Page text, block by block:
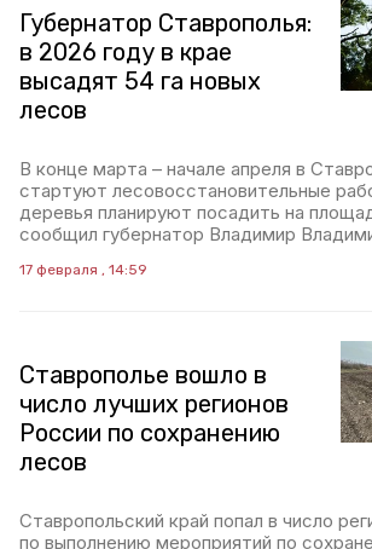
Губернатор Ставрополья:
в 2026 году в крае
высадят 54 га новых
лесов
В конце марта – начале апреля в
стартуют лесовосстановительные
деревья планируют посадить на
сообщил губернатор Владимир
17 февраля , 14:59
Ставрополье вошло в
число лучших регионов
России по сохранению
лесов
Ставропольский край попал в число
по выполнению мероприятий по